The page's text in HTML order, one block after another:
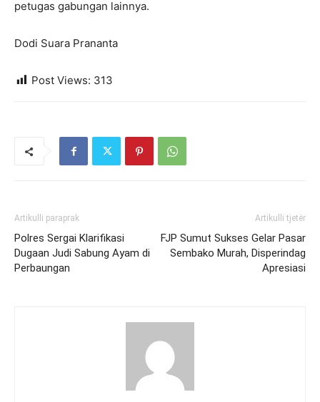
petugas gabungan lainnya.
Dodi Suara Prananta
Post Views: 313
Artikulli paraprak
Polres Sergai Klarifikasi
Dugaan Judi Sabung Ayam di
Perbaungan
Artikulli tjetër
FJP Sumut Sukses Gelar Pasar
Sembako Murah, Disperindag
Apresiasi